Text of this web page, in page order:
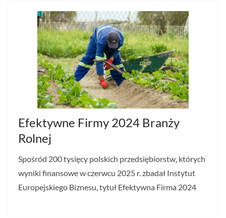
Efektywne Firmy 2024 Branży
Rolnej
Spośród 200 tysięcy polskich przedsiębiorstw, których
wyniki finansowe w czerwcu 2025 r. zbadał Instytut
Europejskiego Biznesu, tytuł Efektywna Firma 2024